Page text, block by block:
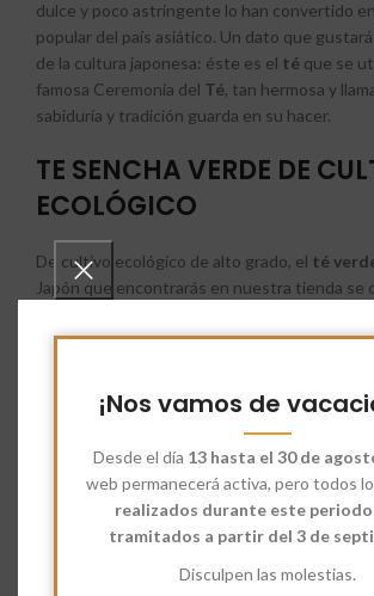
¡Nos vamos de
Desde el día 13 hasta el 30 de
web permanecerá activa, pero todos
realizados durante este periodo
tramitados a partir del 3 de
Disculpen las molestias.
dulce y poco astringente lo han convertido
popular del país asiático. Un dato que
de la cultura japonesa: éste es el té que se
famosa Ceremonia del Té, tan hermosa y
sabiduría y tradición guarda en su hacer.
TE SENCHA VERDE DE
ECOLÓGICO
De cultivo ecológico de alto grado, el té
Japón que encontrarás en nuestra tienda se
fósforo, potasio y vitamina y especialmente
opción para nuestro organismo.
hombres como para mujeres, siendo idóneo
especialmente durante la fase de
ven resentidos. No en vano, por ésta y otras
el que consumen de forma habitual las
entre horas y en la Ceremonia DelTéy es